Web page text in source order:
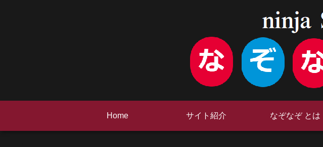
Home サイト紹介 なぞなぞ とは